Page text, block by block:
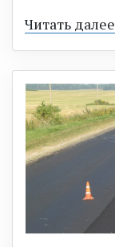
Читать далее